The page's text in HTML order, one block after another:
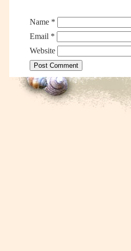
Name *
Email *
Website